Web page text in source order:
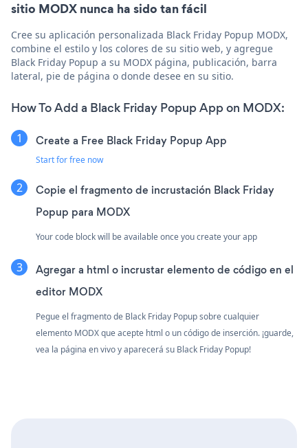
sitio MODX nunca ha sido tan fácil
Cree su aplicación personalizada Black Friday Popup MODX,
combine el estilo y los colores de su sitio web, y agregue
Black Friday Popup a su MODX página, publicación, barra
lateral, pie de página o donde desee en su sitio.
How To Add a Black Friday Popup App on MODX:
Create a Free Black Friday Popup App
Start for free now
Copie el fragmento de incrustación Black Friday
Popup para MODX
Your code block will be available once you create your app
Agregar a html o incrustar elemento de código en el
editor MODX
Pegue el fragmento de Black Friday Popup sobre cualquier
elemento MODX que acepte html o un código de inserción. ¡guarde,
vea la página en vivo y aparecerá su Black Friday Popup!